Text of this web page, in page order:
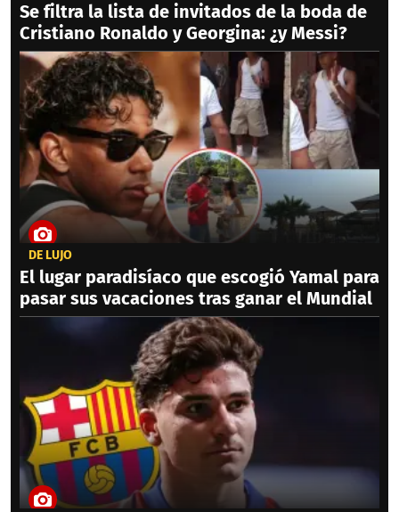
Se filtra la lista de invitados de la boda de
Cristiano Ronaldo y Georgina: ¿y Messi?
DE LUJO
El lugar paradisíaco que escogió Yamal para
pasar sus vacaciones tras ganar el Mundial